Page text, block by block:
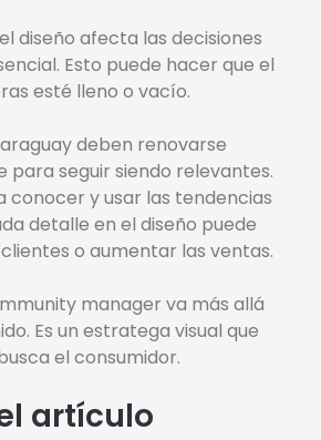
diseño afecta las decisiones
Esto puede hacer que el
esté lleno o vacío.
deben renovarse
seguir siendo relevantes.
conocer y usar las tendencias
detalle en el diseño puede
o aumentar las ventas.
manager va más allá
Es un estratega visual que
el consumidor.
artículo